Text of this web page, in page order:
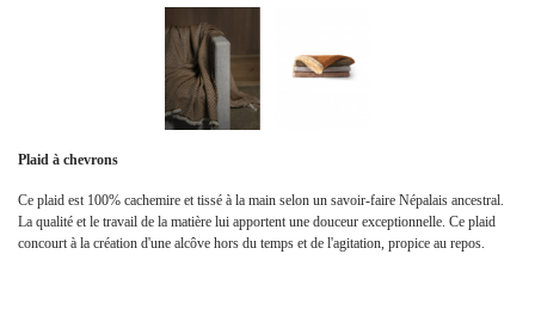
Plaid à chevrons
Ce plaid est 100% cachemire et tissé à la main selon un savoir-faire Népalais ancestral.
La qualité et le travail de la matière lui apportent une douceur exceptionnelle. Ce plaid
concourt à la création d'une alcôve hors du temps et de l'agitation, propice au repos.